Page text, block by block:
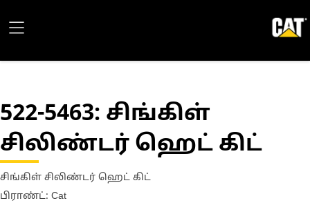
522-5463: சிங்கிள்
சிலிண்டர் ஹெட் கிட்
சிங்கிள் சிலிண்டர் ஹெட் கிட்
பிராண்ட்: Cat